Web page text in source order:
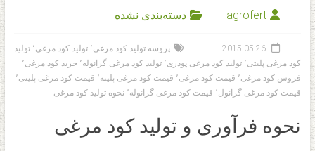
agrofert دسته‌بندی نشده
2015-05-26 پروسه تولید کود مرغی٬ تولید کود مرغی٬ تولید
کود مرغی پلیتی٬ تولید کود مرغی پودری٬ تولید کود مرغی گرانوله٬ خرید کود مرغی٬
فروش کود مرغی٬ قیمت کود مرغی٬ قیمت کود مرغی پلیته٬ قیمت کود مرغی پلیتی٬
قیمت کود مرغی گرانول٬ قیمت کود مرغی گرانوله٬ نحوه تولید کود مرغی
نحوه فرآوری و تولید کود مرغی